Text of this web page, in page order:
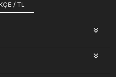
/ TL